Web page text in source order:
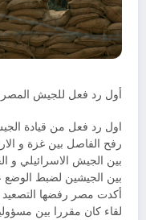
أول رد فعل للجيش
اول رد فعل من قيادة
رفح الفاصل بين غزة و
بين الجيش الاسرائيلي و
بين الجيشين لضبط الوضع
أكدت مصر رفضها التصعيد
لقاء كان مقررا بين